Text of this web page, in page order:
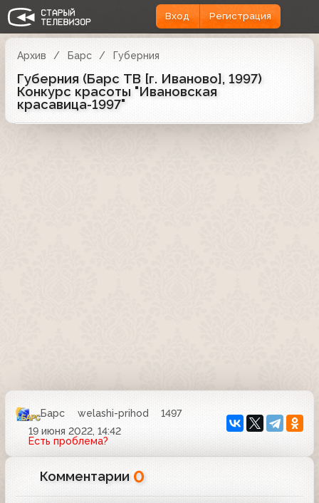
Вход Регистрация
Архив Барс Губерния
Губерния (Барс ТВ [г. Иваново], 1997)
Конкурс красоты "Ивановская
красавица-1997"
Барс welashi-prihod
1497
19 июня 2022, 14:42
Есть проблема?
Комментарии 0